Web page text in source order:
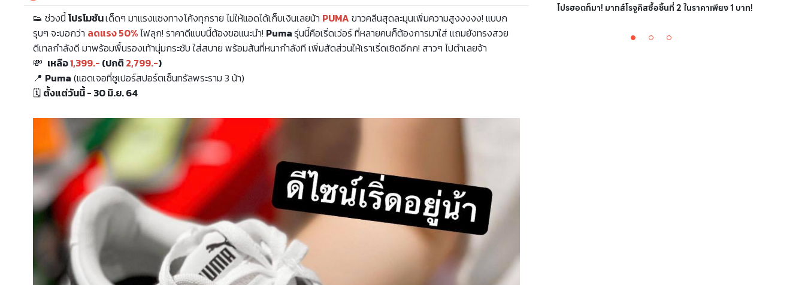
👟 ช่วงนี้โปรโมชันเด็ดๆ มาแรงแซงทางโค้งทุกราย ไม่ให้แอดได้เก็บเงินเลยน้า PUMA ขาวคลีนสุดละมุนเพิ่มความสูงงงงง! แบบก
รุบๆ จะบอกว่า ลดแรง 50%ไฟลุก! ราคาดีแบบนี้ต้องขอแนะนำ! Pumaรุ่นนี้คือเริ่ดเว่อร์ ที่หลายคนก็ต้องการมาใส่ แถมยังทรงสวย
ดีเทลกำลังดี มาพร้อมพื้นรองเท้านุ่มกระชับ ใส่สบาย พร้อมส้นที่หนากำลังที เพิ่มสัดส่วนให้เราเริ่ดเชิดอีกก! สาวๆ ไปตำเลยจ้า
💸 เหลือ1,399.- (ปกติ 2,799.-)
📍 Puma (แอดเจอที่ซูเปอร์สปอร์ตเซ็นทรัลพระราม 3 น้า)
🗓 ตั้งแต่วันนี้ - 30 มิ.ย. 64
CMG SHOP SHOP รวมแบรนด์ตัวท็อป ลดสูงสุด50% โปรฮอตก็มา! มากส์โรจูคิสซื้อชิ้นที่ 2 ในราคาเพียง 1 บาท!